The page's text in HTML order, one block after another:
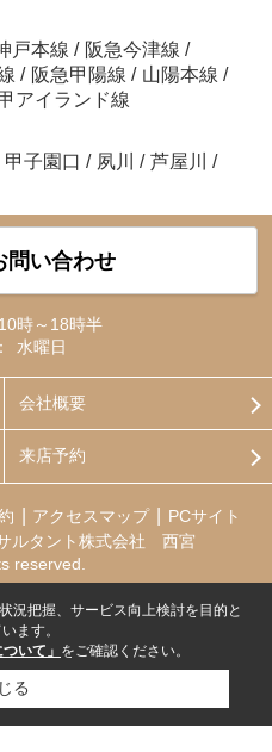
戸本線 / 阪急今津線 /
/ 阪急甲陽線 / 山陽本線 /
アイランド線
甲子園口 / 夙川 / 芦屋川
/
問い合わせ
10時～18時半
水曜日
会社概要
来店予約
アクセスマップ
PCサイト
ルタント株式会社 西宮
reserved.
況把握、サービス向上検討を目的と
ます。
いて」 をご確認ください。
る